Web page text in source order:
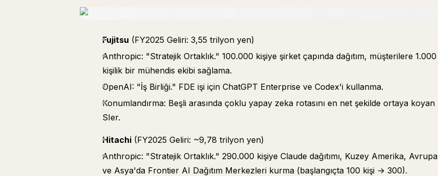
Fujitsu (FY2025 Geliri: 3,55 trilyon yen)
Anthropic: "Stratejik Ortaklık." 100.000 kişiye şirket çapında dağıtım, müşterilere 1.000
kişilik bir mühendis ekibi sağlama.
OpenAI: "İş Birliği." FDE işi için ChatGPT Enterprise ve Codex'i kullanma.
Konumlandırma: Beşli arasında çoklu yapay zeka rotasını en net şekilde ortaya koyan
SIer.
Hitachi (FY2025 Geliri: ~9,78 trilyon yen)
Anthropic: "Stratejik Ortaklık." 290.000 kişiye Claude dağıtımı, Kuzey Amerika, Avrupa
ve Asya'da Frontier AI Dağıtım Merkezleri kurma (başlangıçta 100 kişi → 300).